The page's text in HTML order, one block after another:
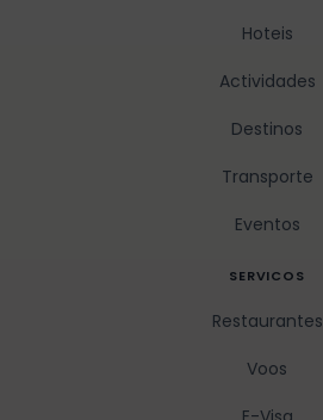
Hoteis
Actividades
Destinos
Transporte
Eventos
SERVICOS
Restaurantes
Voos